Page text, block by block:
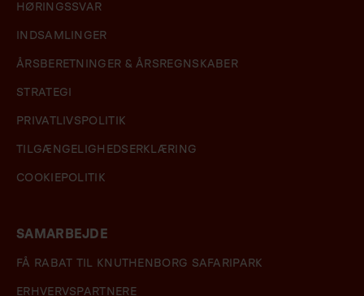
HØRINGSSVAR
INDSAMLINGER
ÅRSBERETNINGER & ÅRSREGNSKABER
STRATEGI
PRIVATLIVSPOLITIK
TILGÆNGELIGHEDSERKLÆRING
COOKIEPOLITIK
SAMARBEJDE
FÅ RABAT TIL KNUTHENBORG SAFARIPARK
ERHVERVSPARTNERE